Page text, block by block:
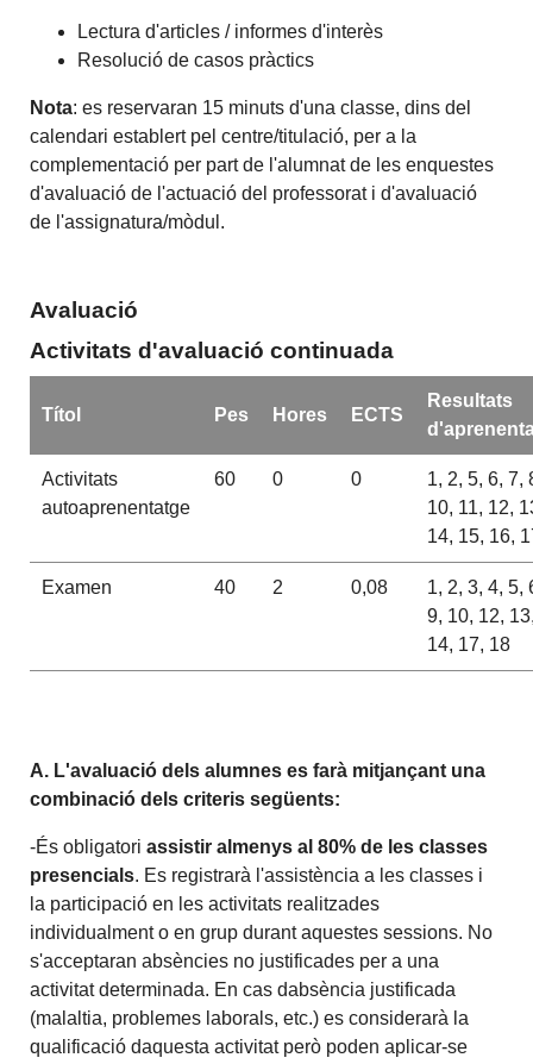
Lectura d'articles / informes d'interès
Resolució de casos pràctics
Nota: es reservaran 15 minuts d'una classe, dins del
calendari establert pel centre/titulació, per a la
complementació per part de l'alumnat de les enquestes
d'avaluació de l'actuació del professorat i d'avaluació
de l'assignatura/mòdul.
Avaluació
Activitats d'avaluació continuada
Títol Pes Hores ECTS
Resultats
Activitats
autoaprenentatge
60 0 0
1, 2, 5, 6, 7,
10, 11, 12,
14, 15, 16,
Examen 40 2 0,08
1, 2, 3, 4, 5,
9, 10, 12,
14, 17, 18
A. L'avaluació dels alumnes es farà mitjançant una
combinació dels criteris següents:
-És obligatoriassistir almenys al 80% de les classes
presencials. Es registrarà l'assistència a les classes i
la participació en les activitats realitzades
individualment o en grup durant aquestes sessions. No
s'acceptaran absències no justificades per a una
activitat determinada. En cas dabsència justificada
(malaltia, problemes laborals, etc.) es considerarà la
qualificació daquesta activitat però poden aplicar-se